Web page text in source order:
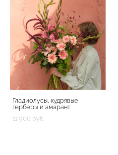
Гладиолусы, кудрявые
герберы и амарант
11 900 pуб.